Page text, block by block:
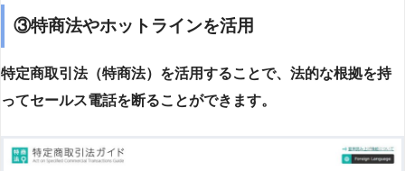
③特商法やホットラインを活用
特定商取引法（特商法）を活用することで、法的な根拠を持
ってセールス電話を断ることができます。